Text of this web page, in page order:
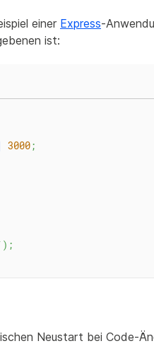
einer Express-
ist:
3000;
) ;
Neustart bei Code-